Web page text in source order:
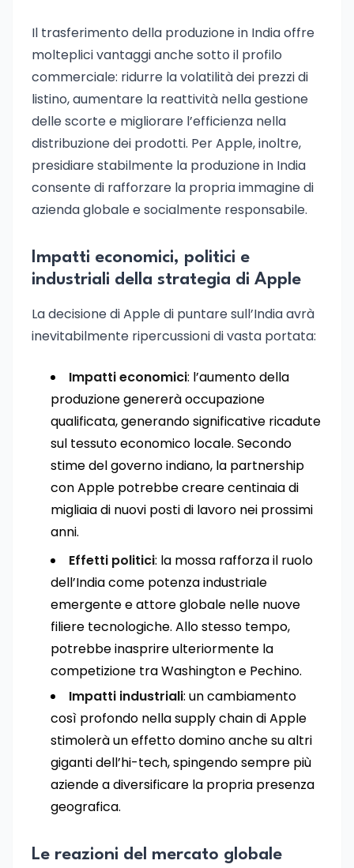
Il trasferimento della produzione in India offre
molteplici vantaggi anche sotto il profilo
commerciale: ridurre la volatilità dei prezzi di
listino, aumentare la reattività nella gestione
delle scorte e migliorare l’efficienza nella
distribuzione dei prodotti. Per Apple, inoltre,
presidiare stabilmente la produzione in India
consente di rafforzare la propria immagine di
azienda globale e socialmente responsabile.
Impatti economici, politici e
industriali della strategia di Apple
La decisione di Apple di puntare sull’India avrà
inevitabilmente ripercussioni di vasta portata:
Impatti economici: l’aumento della
produzione genererà occupazione
qualificata, generando significative ricadute
sul tessuto economico locale. Secondo
stime del governo indiano, la partnership
con Apple potrebbe creare centinaia di
migliaia di nuovi posti di lavoro nei prossimi
anni.
Effetti politici: la mossa rafforza il ruolo
dell’India come potenza industriale
emergente e attore globale nelle nuove
filiere tecnologiche. Allo stesso tempo,
potrebbe inasprire ulteriormente la
competizione tra Washington e Pechino.
Impatti industriali: un cambiamento
così profondo nella supply chain di Apple
stimolerà un effetto domino anche su altri
giganti dell’hi-tech, spingendo sempre più
aziende a diversificare la propria presenza
geografica.
Le reazioni del mercato globale